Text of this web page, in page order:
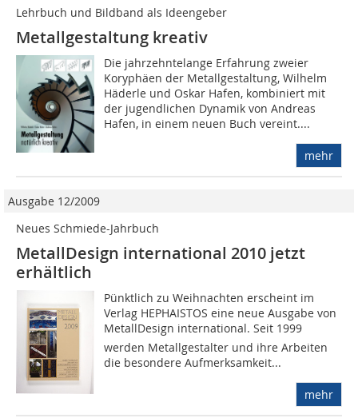
Lehrbuch und Bildband als Ideengeber
Metallgestaltung kreativ
Die jahrzehntelange Erfahrung zweier
Koryphäen der Metallgestaltung, Wilhelm
Häderle und Oskar Hafen, kombiniert mit
der jugendlichen Dynamik von Andreas
Hafen, in einem neuen Buch vereint....
mehr
Ausgabe 12/2009
Neues Schmiede-Jahrbuch
MetallDesign international 2010 jetzt
erhältlich
Pünktlich zu Weihnachten erscheint im
Verlag HEPHAISTOS eine neue Ausgabe von
MetallDesign international. Seit 1999
werden Metallgestalter und ihre Arbeiten
die besondere Aufmerksamkeit...
mehr